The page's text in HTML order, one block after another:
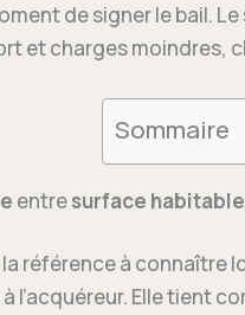
de signer le bail.
et charges moindres,
Sommaire
entresurface habitable
référence à connaître
l’acquéreur. Elle tient